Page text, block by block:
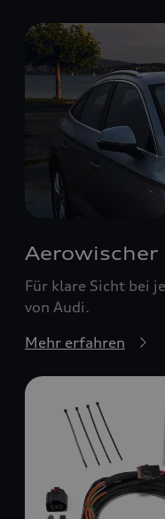
Aerowischer
Für klare Sicht bei
von Audi.
Mehr erfahren